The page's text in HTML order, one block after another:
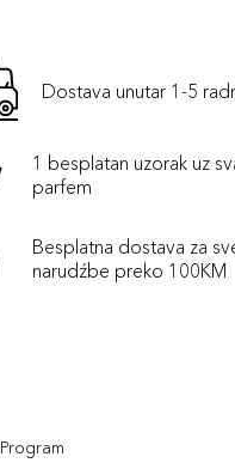
Dostava unutar 1-5
1 besplatan uzorak uz
parfem
Besplatna dostava za
narudźbe preko 100KM